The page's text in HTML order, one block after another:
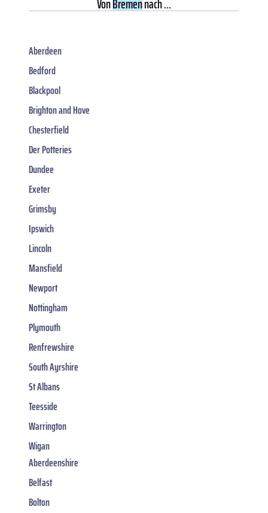
VonBremennach ...
Aberdeen
Bedford
Blackpool
Brighton and Hove
Chesterfield
Der Potteries
Dundee
Exeter
Grimsby
Ipswich
Lincoln
Mansfield
Newport
Nottingham
Plymouth
Renfrewshire
South Ayrshire
St Albans
Teesside
Warrington
Wigan
Aberdeenshire
Belfast
Bolton